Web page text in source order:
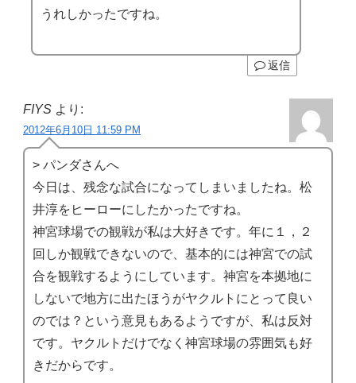
うれしかったですね。
返信
FIYS より:
2012年6月10日 11:59 PM
> パンダさんへ
今日は、残念な試合になってしまいましたね。松
井淳をヒーローにしたかったですね。
神宮球場での観戦が私は大好きです。年に１，２
回しか観戦できないので、基本的には神宮での試
合を観戦するようにしています。神宮を本拠地に
しないで地方に出たほうがヤクルトにとって良い
のでは？という意見もあるようですが、私は反対
です。ヤクルトだけでなく神宮球場の雰囲気も好
きだからです。